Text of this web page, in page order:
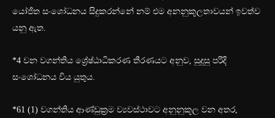
යෝජිත සංශෝධනය සිදුකරන්නේ නම් එම අනනුකූලතාවයන් ඉවත්ව
යනු ඇත.
*4 වන වගන්තිය ශ්‍රේෂ්ඨාධිකරණ තීරණයට අනුව, සුදුසු පරිදි
සංශෝධනය විය යුතුය.
*61 (1) වගන්තිය ආණ්ඩුක්‍රම ව්‍යවස්ථාවට අනුනුකූල වන අතර,